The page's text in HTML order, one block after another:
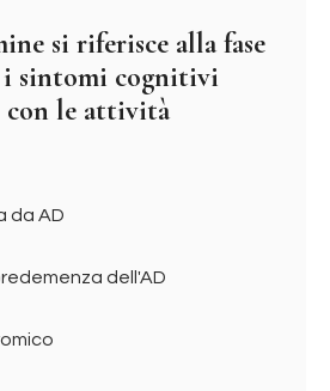
si riferisce alla fase
sintomi cognitivi
le attività
da AD
dell'AD